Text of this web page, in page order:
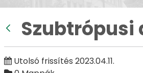
Szubtrópusi
Utolsó frissítés 2023.04.11.